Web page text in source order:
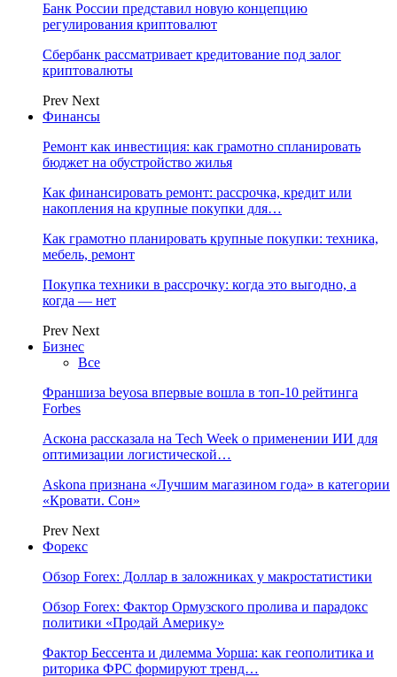
Банк России представил новую концепцию
регулирования криптовалют
Сбербанк рассматривает кредитование под залог
криптовалюты
Prev Next
Финансы
Ремонт как инвестиция: как грамотно спланировать
бюджет на обустройство жилья
Как финансировать ремонт: рассрочка, кредит или
накопления на крупные покупки для…
Как грамотно планировать крупные покупки: техника,
мебель, ремонт
Покупка техники в рассрочку: когда это выгодно, а
когда — нет
Prev Next
Бизнес
Все
Франшиза beyosa впервые вошла в топ-10 рейтинга
Forbes
Аскона рассказала на Tech Week о применении ИИ для
оптимизации логистической…
Askona признана «Лучшим магазином года» в категории
«Кровати. Сон»
Prev Next
Форекс
Обзор Forex: Доллар в заложниках у макростатистики
Обзор Forex: Фактор Ормузского пролива и парадокс
политики «Продай Америку»
Фактор Бессента и дилемма Уорша: как геополитика и
риторика ФРС формируют тренд…